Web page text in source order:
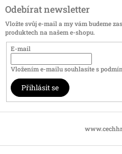
Odebírat newsletter
Vložte svůj e-mail a my vám budeme
produktech na našem e-shopu.
E-mail
Vložením e-mailu souhlasíte s
Přihlásit se